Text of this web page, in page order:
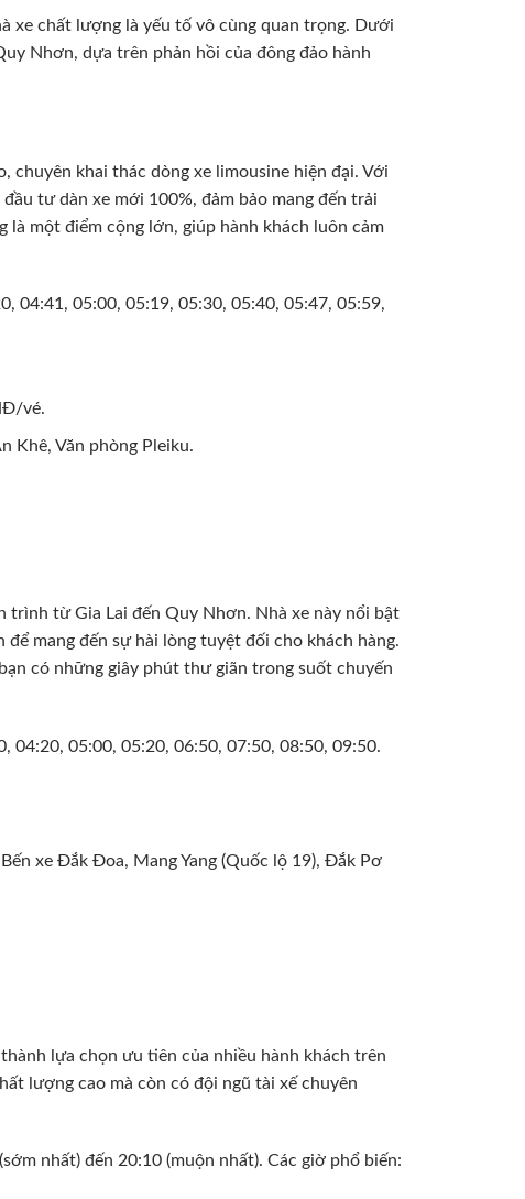
xe chất lượng là yếu tố vô cùng quan trọng. Dưới
Nhơn, dựa trên phản hồi của đông đảo hành
chuyên khai thác dòng xe limousine hiện đại. Với
tư dàn xe mới 100%, đảm bảo mang đến trải
một điểm cộng lớn, giúp hành khách luôn cảm
04:41, 05:00, 05:19, 05:30, 05:40, 05:47, 05:59,
vé.
Khê, Văn phòng Pleiku.
từ Gia Lai đến Quy Nhơn. Nhà xe này nổi bật
mang đến sự hài lòng tuyệt đối cho khách hàng.
có những giây phút thư giãn trong suốt chuyến
04:20, 05:00, 05:20, 06:50, 07:50, 08:50, 09:50.
xe Đắk Đoa, Mang Yang (Quốc lộ 19), Đắk Pơ
lựa chọn ưu tiên của nhiều hành khách trên
lượng cao mà còn có đội ngũ tài xế chuyên
nhất) đến 20:10 (muộn nhất). Các giờ phổ biến: